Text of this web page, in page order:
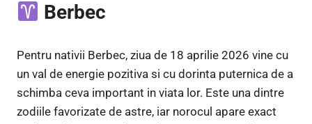
Berbec
Pentru nativii Berbec, ziua de 18 aprilie 2026 vine cu
un val de energie pozitiva si cu dorinta puternica de a
schimba ceva important in viata lor. Este una dintre
zodiile favorizate de astre, iar norocul apare exact